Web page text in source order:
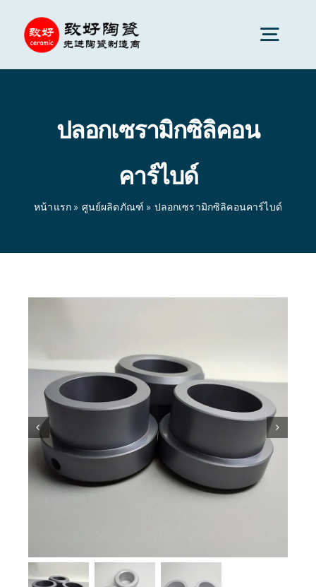
content
บริการ
การประยุกต์ใช้เซรามิก
บริษัทเซรามิก
ความรู้เกี่ยวกับเซรามิก
ปลอกเซรามิกซิลิคอน
คาร์ไบด์
หน้าแรก » ศูนย์ผลิตภัณฑ์ » ปลอกเซรามิกซิลิคอนคาร์ไบด์